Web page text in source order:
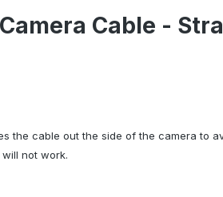
Cable -
the cable out the side of the camera
not work.